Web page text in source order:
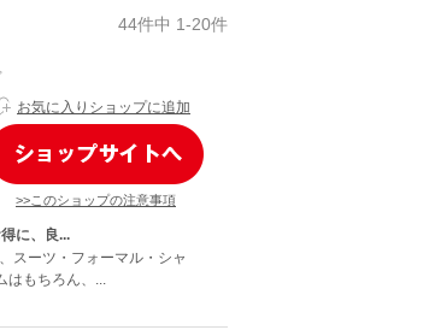
44件中 1-20件
お気に入りショップに追加
>>このショップの注意事項
に、良...
スーツ・フォーマル・シャ
もちろん、...